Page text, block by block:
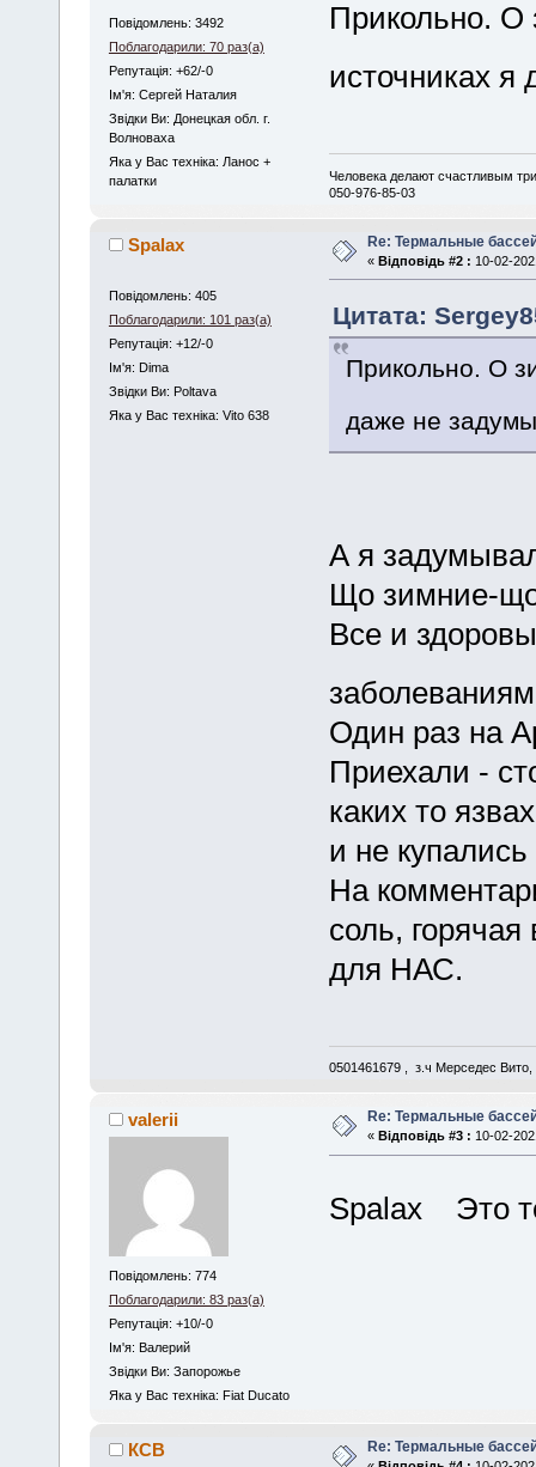
Повідомлень: 3492
Поблагодарили: 70 раз(а)
Репутація: +62/-0
Iм'я: Сергей Наталия
Звідки Ви: Донецкая обл. г.
Волноваха
Яка у Вас техніка: Ланос +
палатки
Прикольно. О
источниках
Человека делают счастливым
050-976-85-03
Spalax
Повідомлень: 405
Поблагодарили: 101 раз(а)
Репутація: +12/-0
Iм'я: Dima
Звідки Ви: Poltava
Яка у Вас техніка: Vito 638
Re: Термальные
« Відповідь #2 : 10-02-
Цитата:
Прикольно. О
даже не
А я
Що зимние-
Все и
Один раз на
Приехали -
каких то
и не
На
соль,
для НАС.
0501461679 , з.ч Мерседес Вито,
valerii
Повідомлень: 774
Поблагодарили: 83 раз(а)
Репутація: +10/-0
Iм'я: Валерий
Звідки Ви: Запорожье
Яка у Вас техніка: Fiat Ducato
Re: Термальные
« Відповідь #3 : 10-02-
Spalax Это
КСВ Re: Термальные